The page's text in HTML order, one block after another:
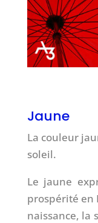
Jaune
La couleur
soleil.
Le jaune
prospérité en
naissance, la